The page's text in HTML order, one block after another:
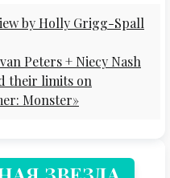
by Holly Grigg-Spall
Peters + Niecy Nash
their limits on
Monster»